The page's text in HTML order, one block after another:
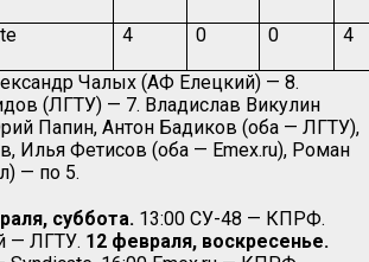
4 0 0 4
Чалых (АФ Елецкий) — 8.
(ЛГТУ) — 7. Владислав Викулин
Папин, Антон Бадиков (оба — ЛГТУ),
Илья Фетисов (оба — Emex.ru), Роман
— по 5.
суббота. 13:00 СУ-48 — КПРФ.
— ЛГТУ. 12 февраля, воскресенье.